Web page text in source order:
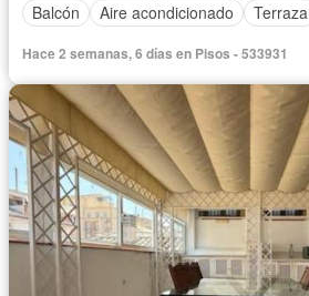
Balcón
Aire acondicionado Terraza
Hace 2 semanas, 6 días en Pisos - 533931